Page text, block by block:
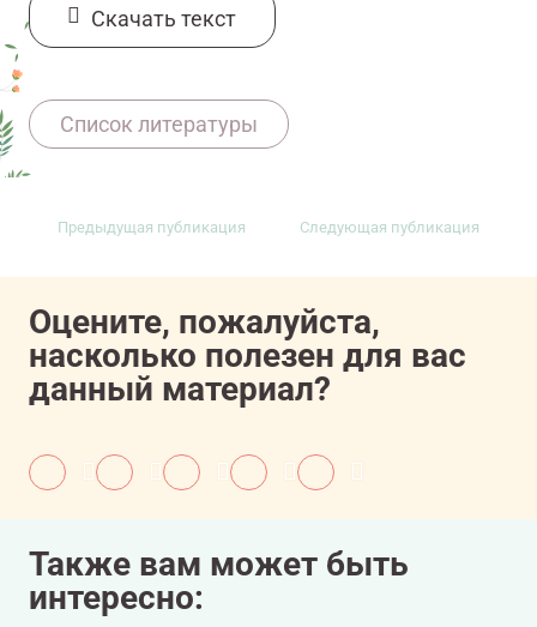
Cкачать текст
официальный сайт Ассоциации
онкологических пациентов «Здравствуй!»,
11607081/onco/web/03.26/0
Список литературы
Предыдущая публикация Следующая публикация
Оцените, пожалуйста,
насколько полезен для вас
данный материал?
Также вам может быть
интересно: